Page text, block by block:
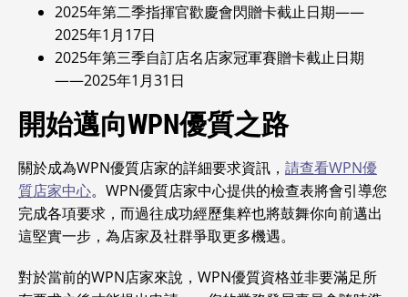
2025年第二季指揮官歡慶會閃贈卡截止日期——
2025年1月17日
2025年第三季自訂店名店家冠軍賽贈卡截止日期
——2025年1月31日
開始邁向WPN優質之路
關於成為WPN優質店家的詳細要求資訊， 請查看WPN優
質店家中心。WPN優質店家中心提供的檢查表將會引導您
完成各項要求，而過往成功經歷集粹也將鼓舞你向前邁出
這堅實一步，為店家及社群爭取更多機遇。
對於當前的WPN店家來說，WPN優質資格並非要滿足所